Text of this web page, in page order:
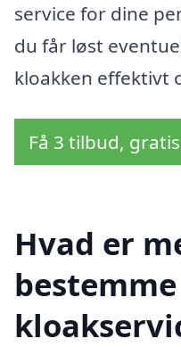
service for dine
du får løst
kloakken effektivt
Få 3 tilbud,
Hvad er